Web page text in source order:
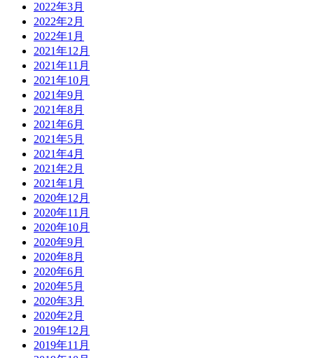
2022年3月
2022年2月
2022年1月
2021年12月
2021年11月
2021年10月
2021年9月
2021年8月
2021年6月
2021年5月
2021年4月
2021年2月
2021年1月
2020年12月
2020年11月
2020年10月
2020年9月
2020年8月
2020年6月
2020年5月
2020年3月
2020年2月
2019年12月
2019年11月